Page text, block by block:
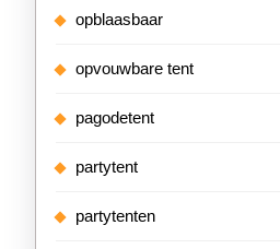
opblaasbaar
opvouwbare tent
pagodetent
partytent
partytenten